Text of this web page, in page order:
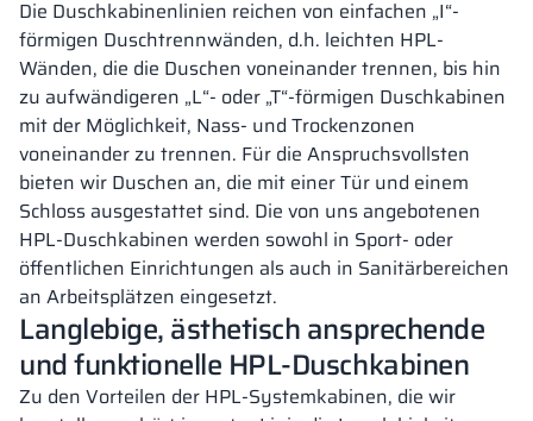
Die Duschkabinenlinien reichen von einfachen „I“-
förmigen Duschtrennwänden, d.h. leichten HPL-
Wänden, die die Duschen voneinander trennen, bis hin
zu aufwändigeren „L“- oder „T“-förmigen Duschkabinen
mit der Möglichkeit, Nass- und Trockenzonen
voneinander zu trennen. Für die Anspruchsvollsten
bieten wir Duschen an, die mit einer Tür und einem
Schloss ausgestattet sind. Die von uns angebotenen
HPL-Duschkabinen werden sowohl in Sport- oder
öffentlichen Einrichtungen als auch in Sanitärbereichen
an Arbeitsplätzen eingesetzt.
Langlebige, ästhetisch ansprechende
und funktionelle HPL-Duschkabinen
Zu den Vorteilen der HPL-Systemkabinen, die wir